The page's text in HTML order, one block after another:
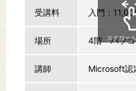
受講料 入門：
場所 4階 パソコ
講師 Microsoft認
スクロー